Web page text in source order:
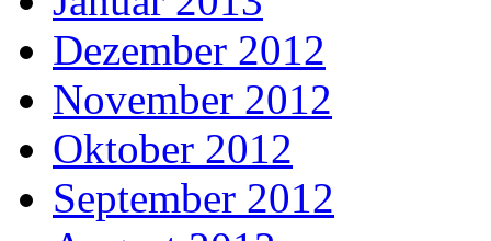
Dezember 2012
November 2012
Oktober 2012
September 2012